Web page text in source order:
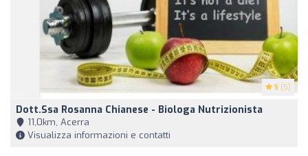
5 (5)
Dott.ssa Rosanna Chianese - Biologa Nutrizionista
11,0km, Acerra
Visualizza informazioni e contatti